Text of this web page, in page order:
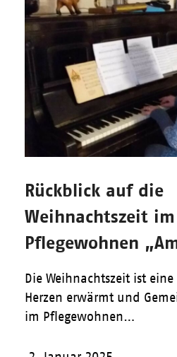
Rückblick auf die
Weihnachtszeit im
Pflegewohnen
Die Weihnachtszeit ist
Herzen erwärmt und
im Pflegewohnen…